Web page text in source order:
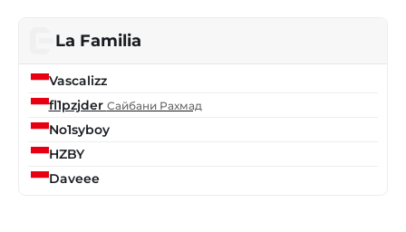
La Familia
Vascalizz
fl1pzjder Сайбани Рахмад
No1syboy
HZBY
Daveee